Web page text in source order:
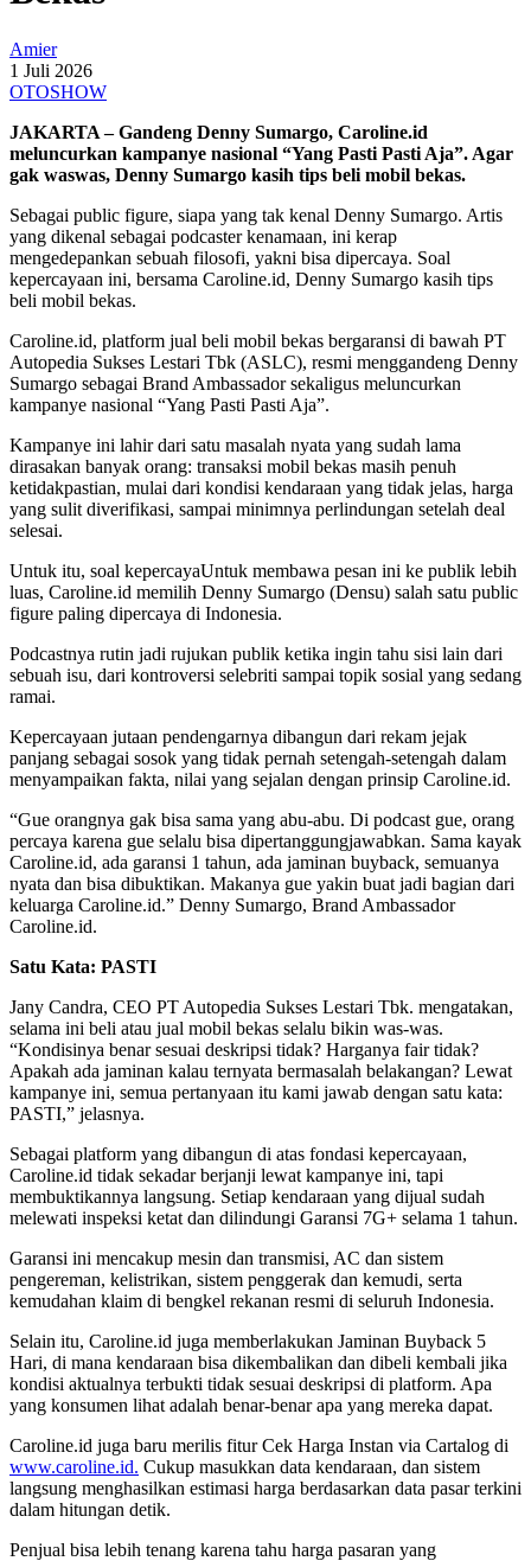
Amier
1 Juli 2026
OTOSHOW
JAKARTA – Gandeng Denny Sumargo, Caroline.id
meluncurkan kampanye nasional “Yang Pasti Pasti Aja”. Agar
gak waswas, Denny Sumargo kasih tips beli mobil bekas.
Sebagai public figure, siapa yang tak kenal Denny Sumargo. Artis
yang dikenal sebagai podcaster kenamaan, ini kerap
mengedepankan sebuah filosofi, yakni bisa dipercaya. Soal
kepercayaan ini, bersama Caroline.id, Denny Sumargo kasih tips
beli mobil bekas.
Caroline.id, platform jual beli mobil bekas bergaransi di bawah PT
Autopedia Sukses Lestari Tbk (ASLC), resmi menggandeng Denny
Sumargo sebagai Brand Ambassador sekaligus meluncurkan
kampanye nasional “Yang Pasti Pasti Aja”.
Kampanye ini lahir dari satu masalah nyata yang sudah lama
dirasakan banyak orang: transaksi mobil bekas masih penuh
ketidakpastian, mulai dari kondisi kendaraan yang tidak jelas, harga
yang sulit diverifikasi, sampai minimnya perlindungan setelah deal
selesai.
Untuk itu, soal kepercayaUntuk membawa pesan ini ke publik lebih
luas, Caroline.id memilih Denny Sumargo (Densu) salah satu public
figure paling dipercaya di Indonesia.
Podcastnya rutin jadi rujukan publik ketika ingin tahu sisi lain dari
sebuah isu, dari kontroversi selebriti sampai topik sosial yang sedang
ramai.
Kepercayaan jutaan pendengarnya dibangun dari rekam jejak
panjang sebagai sosok yang tidak pernah setengah-setengah dalam
menyampaikan fakta, nilai yang sejalan dengan prinsip Caroline.id.
“Gue orangnya gak bisa sama yang abu-abu. Di podcast gue, orang
percaya karena gue selalu bisa dipertanggungjawabkan. Sama kayak
Caroline.id, ada garansi 1 tahun, ada jaminan buyback, semuanya
nyata dan bisa dibuktikan. Makanya gue yakin buat jadi bagian dari
keluarga Caroline.id.” Denny Sumargo, Brand Ambassador
Caroline.id.
Satu Kata: PASTI
Jany Candra, CEO PT Autopedia Sukses Lestari Tbk. mengatakan,
selama ini beli atau jual mobil bekas selalu bikin was-was.
“Kondisinya benar sesuai deskripsi tidak? Harganya fair tidak?
Apakah ada jaminan kalau ternyata bermasalah belakangan? Lewat
kampanye ini, semua pertanyaan itu kami jawab dengan satu kata:
PASTI,” jelasnya.
Sebagai platform yang dibangun di atas fondasi kepercayaan,
Caroline.id tidak sekadar berjanji lewat kampanye ini, tapi
membuktikannya langsung. Setiap kendaraan yang dijual sudah
melewati inspeksi ketat dan dilindungi Garansi 7G+ selama 1 tahun.
Garansi ini mencakup mesin dan transmisi, AC dan sistem
pengereman, kelistrikan, sistem penggerak dan kemudi, serta
kemudahan klaim di bengkel rekanan resmi di seluruh Indonesia.
Selain itu, Caroline.id juga memberlakukan Jaminan Buyback 5
Hari, di mana kendaraan bisa dikembalikan dan dibeli kembali jika
kondisi aktualnya terbukti tidak sesuai deskripsi di platform. Apa
yang konsumen lihat adalah benar-benar apa yang mereka dapat.
Caroline.id juga baru merilis fitur Cek Harga Instan via Cartalog di
www.caroline.id. Cukup masukkan data kendaraan, dan sistem
langsung menghasilkan estimasi harga berdasarkan data pasar terkini
dalam hitungan detik.
Penjual bisa lebih tenang karena tahu harga pasaran yang